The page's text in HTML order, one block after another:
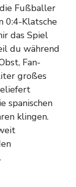
Fußballer
0:4-Klatsche
das Spiel
du während
Fan-
großes
spanischen
klingen.